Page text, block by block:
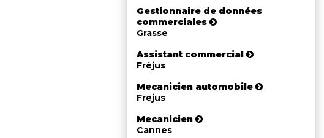
Gestionnaire de données
commerciales
Grasse
Assistant commercial
Fréjus
Mecanicien automobile
Frejus
Mecanicien
Cannes